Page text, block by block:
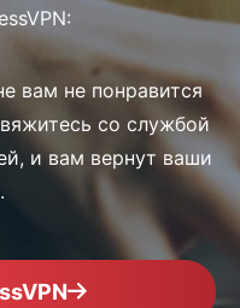
вам не понравится
со службой
и вам вернут ваши